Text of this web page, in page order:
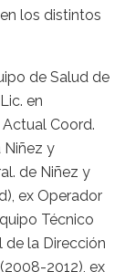
los distintos
de Salud de
en
Coord.
Niñez y
de Niñez y
ex Operador
Técnico
de la Dirección
2012), ex